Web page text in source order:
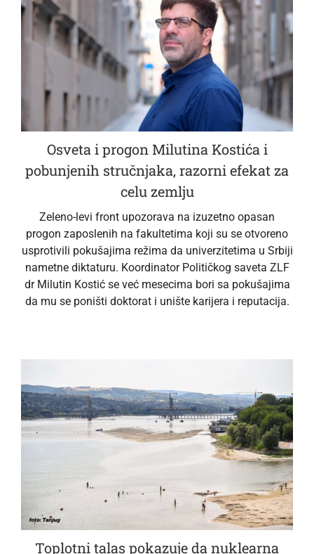
Osveta i progon Milutina Kostića i
pobunjenih stručnjaka, razorni efekat za
celu zemlju
Zeleno-levi front upozorava na izuzetno opasan
progon zaposlenih na fakultetima koji su se otvoreno
usprotivili pokušajima režima da univerzitetima u Srbiji
nametne diktaturu. Koordinator Političkog saveta ZLF
dr Milutin Kostić se već mesecima bori sa pokušajima
da mu se poništi doktorat i unište karijera i reputacija.
Toplotni talas pokazuje da nuklearna